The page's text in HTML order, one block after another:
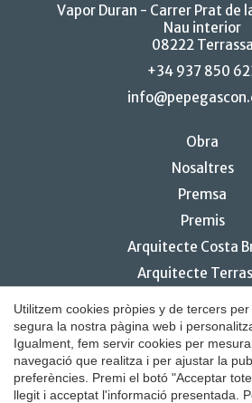
Vapor Duran - Carrer Prat de
Nau interior
08222 Terrassa
+34 937 850
Obra
Nosaltres
Premsa
Premis
Arquitecte Costa
Arquitecte
© 2026 Pepe Gascón
Utilitzem cookies pròpies y de tercers
segura la nostra pàgina web i
Igualment, fem servir cookies per
navegació que realitza i per ajustar la
preferències. Premi el botó "Acceptar
llegit i acceptat l'informació presentada.
Guardar configuració